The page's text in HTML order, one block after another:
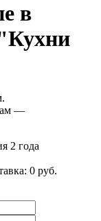
в
—
2 года
0 руб.